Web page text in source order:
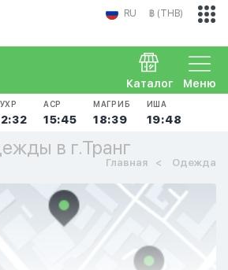
RU ฿ (THB)
Меню
Каталог
АСР
15:45
МАГРИБ
18:39
ИША
19:48
в г.Транг
Главная Одежда